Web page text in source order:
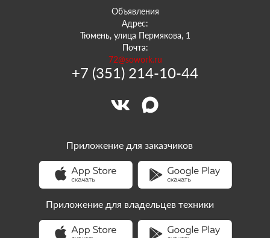
Объявления
Адрес:
Тюмень, улица Пермякова, 1
Почта:
72@sowork.ru
+7 (351) 214-10-44
Приложение для заказчиков
Приложение для владельцев техники